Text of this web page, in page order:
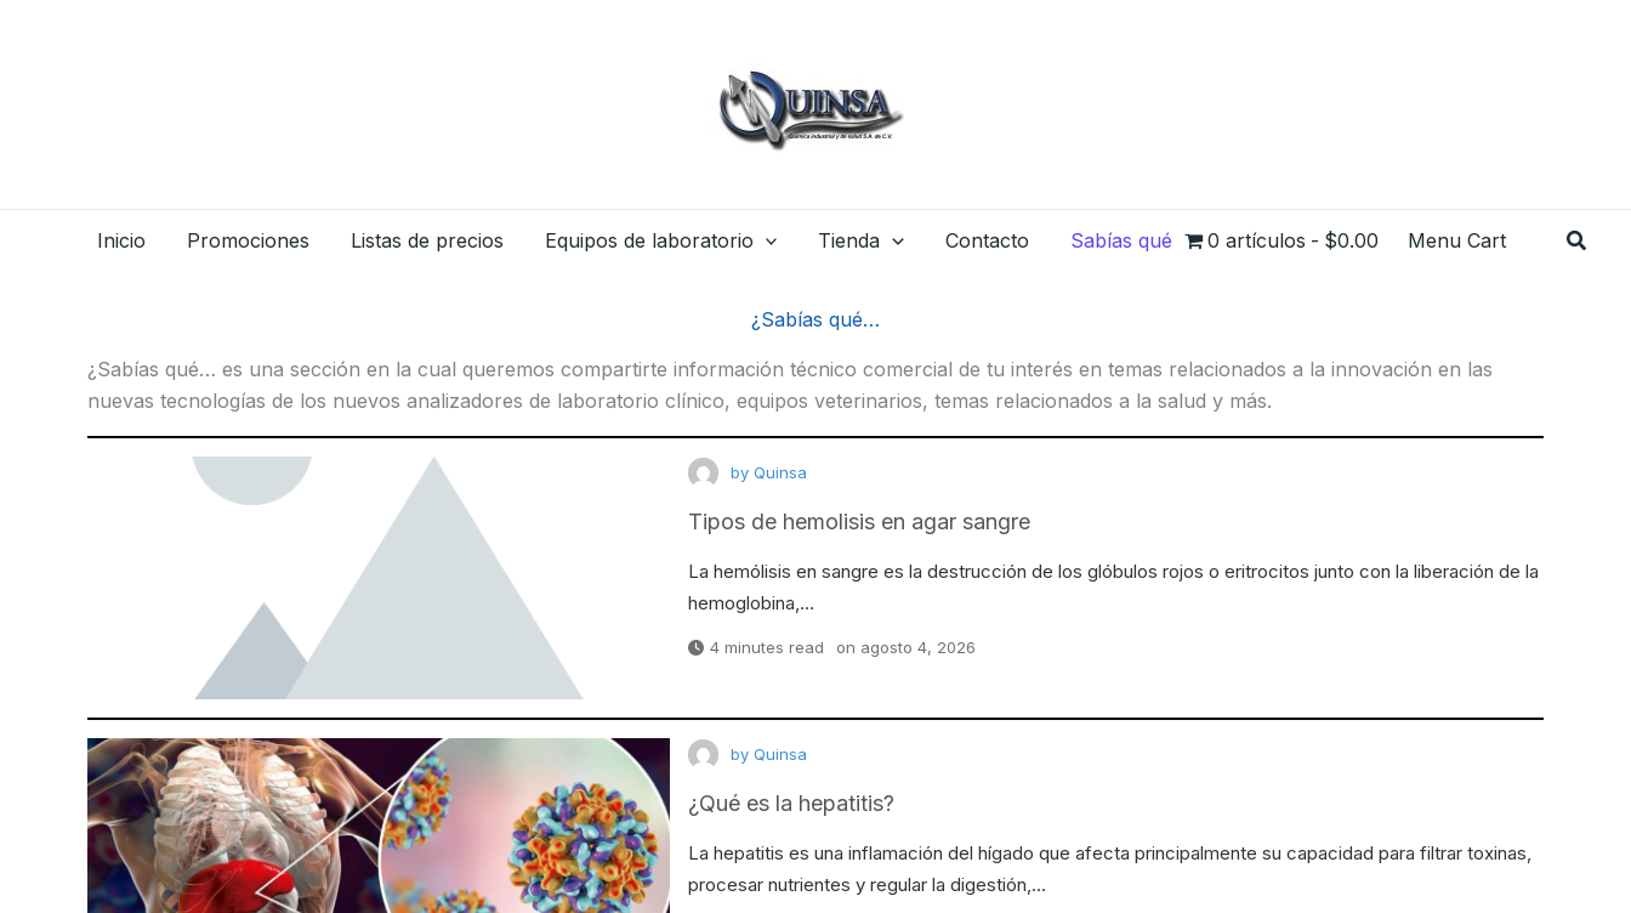
Inicio Promociones Listas de precios Equipos de laboratorio Tienda Contacto Sabías qué 0 artículos $0.00 Menu Cart
¿Sabías qué…
¿Sabías qué… es una sección en la cual queremos compartirte información técnico comercial de tu interés en temas relacionados a la innovación en las
nuevas tecnologías de los nuevos analizadores de laboratorio clínico, equipos veterinarios, temas relacionados a la salud y más.
Tipos de hemolisis en agar sangre
by Quinsa
La hemólisis en sangre es la destrucción de los glóbulos rojos o eritrocitos junto con la liberación de la
hemoglobina,…
4 minutes read on agosto 4, 2026
¿Qué es la hepatitis?
by Quinsa
La hepatitis es una inflamación del hígado que afecta principalmente su capacidad para filtrar toxinas,
procesar nutrientes y regular la digestión,…